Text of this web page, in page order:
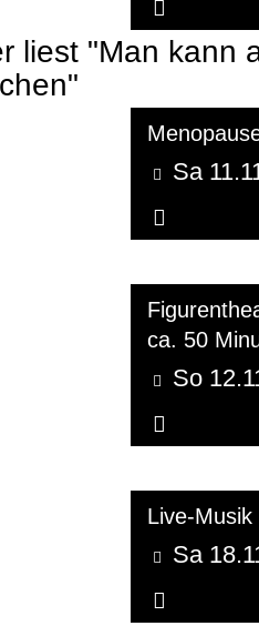
liest "Man kann
Sa
ca. 50
So
Live-
Sa